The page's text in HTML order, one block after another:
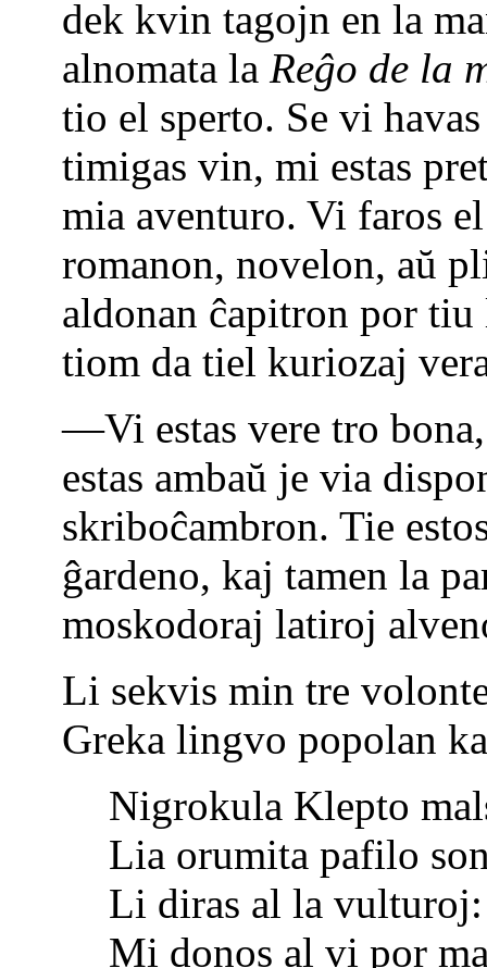
dek kvin tagojn en la
alnomata la Reĝo de la
tio el sperto. Se vi
timigas vin, mi estas
mia aventuro. Vi faros
romanon, novelon, aŭ
aldonan ĉapitron por
tiom da tiel kuriozaj
—Vi estas vere tro
estas ambaŭ je via
skriboĉambron. Tie
ĝardeno, kaj tamen la
moskodoraj latiroj
Li sekvis min tre
Greka lingvo popolan
Nigrokula Klepto
Lia orumita pafilo
Li diras al la
Mi donos al vi por